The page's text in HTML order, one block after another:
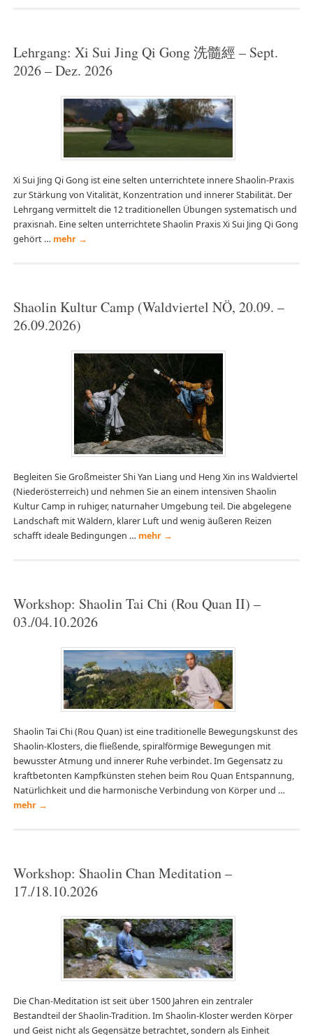
Lehrgang: Xi Sui Jing Qi Gong 洗髓經 – Sept.
2026 – Dez. 2026
Xi Sui Jing Qi Gong ist eine selten unterrichtete innere Shaolin-Praxis
zur Stärkung von Vitalität, Konzentration und innerer Stabilität. Der
Lehrgang vermittelt die 12 traditionellen Übungen systematisch und
praxisnah. Eine selten unterrichtete Shaolin Praxis Xi Sui Jing Qi Gong
gehört … mehr →
Shaolin Kultur Camp (Waldviertel NÖ, 20.09. –
26.09.2026)
Begleiten Sie Großmeister Shi Yan Liang und Heng Xin ins Waldviertel
(Niederösterreich) und nehmen Sie an einem intensiven Shaolin
Kultur Camp in ruhiger, naturnaher Umgebung teil. Die abgelegene
Landschaft mit Wäldern, klarer Luft und wenig äußeren Reizen
schafft ideale Bedingungen … mehr →
Workshop: Shaolin Tai Chi (Rou Quan II) –
03./04.10.2026
Shaolin Tai Chi (Rou Quan) ist eine traditionelle Bewegungskunst des
Shaolin-Klosters, die fließende, spiralförmige Bewegungen mit
bewusster Atmung und innerer Ruhe verbindet. Im Gegensatz zu
kraftbetonten Kampfkünsten stehen beim Rou Quan Entspannung,
Natürlichkeit und die harmonische Verbindung von Körper und …
mehr →
Workshop: Shaolin Chan Meditation –
17./18.10.2026
Die Chan-Meditation ist seit über 1500 Jahren ein zentraler
Bestandteil der Shaolin-Tradition. Im Shaolin-Kloster werden Körper
und Geist nicht als Gegensätze betrachtet, sondern als Einheit